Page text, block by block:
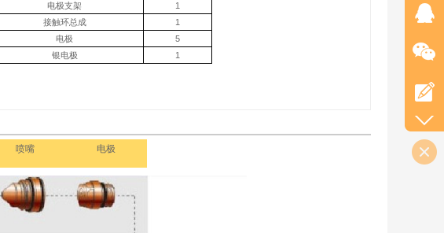
电极支架
1
接触环总成
1
电极
5
银电极 1
喷嘴 电极